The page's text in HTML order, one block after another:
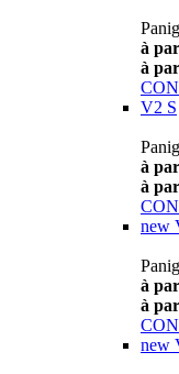
à
à
V2 S
à
à
new
à
à
new